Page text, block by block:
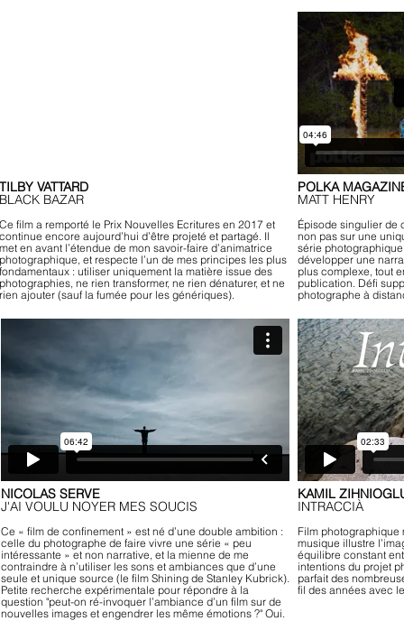
TILBY VATTARD
BLACK BAZAR
Ce film a remporté le Prix Nouvelles Ecritures en 2017 et
continue encore aujourd’hui d’être projeté et partagé. Il
met en avant l’étendue de mon savoir-faire d’animatrice
photographique, et respecte l’un de mes principes les plus
fondamentaux : utiliser uniquement la matière issue des
photographies, ne rien transformer, ne rien dénaturer, et ne
rien ajouter (sauf la fumée pour les génériques).
POLKA
MATT HENRY
Épisode singulier de
non pas sur une
série photographique
développer une
plus complexe, tout
publication. Défi
photographe à
NICOLAS SERVE
J'AI VOULU NOYER MES SOUCIS
Ce « film de confinement » est né d’une double ambition :
celle du photographe de faire vivre une série « peu
intéressante » et non narrative, et la mienne de me
contraindre à n’utiliser les sons et ambiances que d’une
seule et unique source (le film Shining de Stanley Kubrick).
Petite recherche expérimentale pour répondre à la
question "peut-on ré-invoquer l’ambiance d’un film sur de
nouvelles images et engendrer les même émotions ?" Oui.
KAMIL
INTRACCIÀ
Film photographique
musique illustre
équilibre constant
intentions du projet
parfait des
fil des années avec